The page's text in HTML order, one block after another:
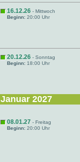
16.12.26 - Mittwoch
Beginn: 20:00 Uhr
20.12.26 - Sonntag
Beginn: 18:00 Uhr
Januar 2027
08.01.27 - Freitag
Beginn: 20:00 Uhr